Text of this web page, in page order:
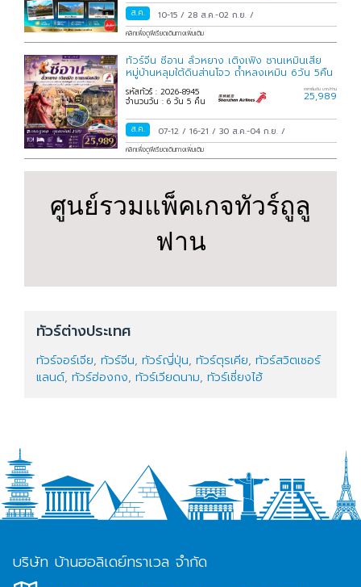
ส.ค. 10-15/28 ส.ค.-02 ก.ย./
คลิกเพื่อดูพีเรียดเดินทางเพิ่มเติม
ทัวร์จีน ซีอาน ลั่วหยาง เติงเฟิง ซานเหมินเสีย
หมู่บ้านหลุมใต้ดินส่านโจว ถ้ำหลงเหมิน 6วัน 5คืน
รหัสทัวร์ : 2026-8945
จำนวนวัน : 6 วัน 5 คืน
ราคาเริ่มต้น บาท/ท่าน
25,989
ส.ค. 07-12/16-21/30 ส.ค.-04 ก.ย./
คลิกเพื่อดูพีเรียดเดินทางเพิ่มเติม
ศูนย์รวมแพ็คเกจทัวร์ถูลู
ฟาน
ทัวร์ต่างประเทศ
ทัวร์จอร์เจีย, ทัวร์จีน, ทัวร์ญี่ปุ่น, ทัวร์ตุรเคีย, ทัวร์สวิตเซอร์
แลนด์, ทัวร์ฮ่องกง, ทัวร์เวียดนาม, ทัวร์เซี่ยงไฮ้
บริษัท บ้านฮอลิเดย์ทราเวล จำกัด